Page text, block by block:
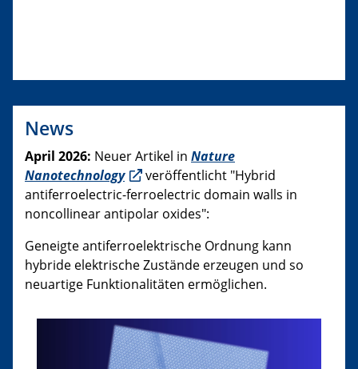
News
April 2026: Neuer Artikel in Nature
Nanotechnology
veröffentlicht "Hybrid
antiferroelectric-ferroelectric domain walls in
noncollinear antipolar oxides":
Geneigte antiferroelektrische Ordnung kann
hybride elektrische Zustände erzeugen und so
neuartige Funktionalitäten ermöglichen.